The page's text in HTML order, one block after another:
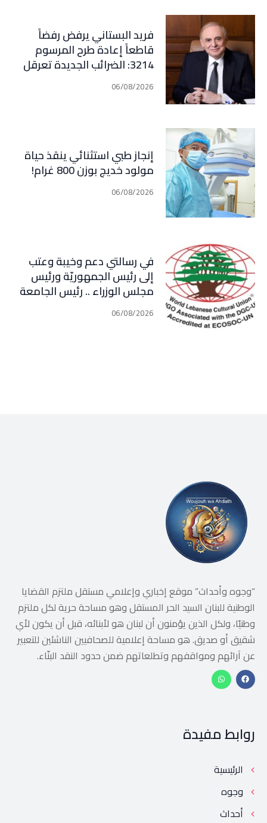
فريد البستاني يرفض رفضاً
قاطعاً إعادة طرح المرسوم
3214: الضرائب الجديدة تعرقل
التعافي الاقتصادي وتناقض
مبدأ الشراكة
06/08/2026
إنجاز طبي استثنائي ينقذ حياة
مولود خديج بوزن 800 غرام!
06/08/2026
في رسالتي دعم وخيبة وعتب
إلى رئيس الجمهوريّة ورئيس
مجلس الوزراء .. رئيس الجامعة
اللبنانية الثقافيّة في العالم
(WLCU) يؤكد دعم الدّولة06/08/2026
“وجوه وأحداث” موقع إخباري وإعلامي مستقل ملتزم القضايا
الوطنية للبنان السيد الحر المستقل وهو مساحة حرية لكل ملتزم
وطنيًا، ولكل الذين يؤمنون أن لبنان هو لأبنائه، قبل أن يكون لأي
شقيق أو صديق. هو مساحة إعلامية للصحافيين الناشئين للتعبير
عن آرائهم ومواقفهم وتطلعاتهم ضمن حدود النقد البنّاء.
روابط مفيدة
الرئيسية
وجوه
أحداث